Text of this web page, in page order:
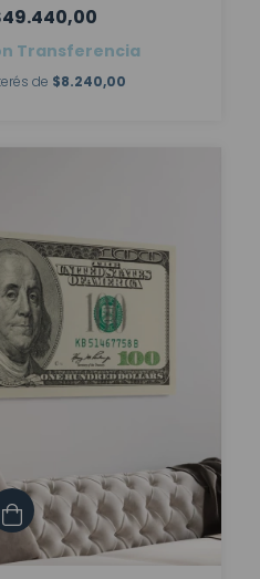
Transferencia
de $8.240,00